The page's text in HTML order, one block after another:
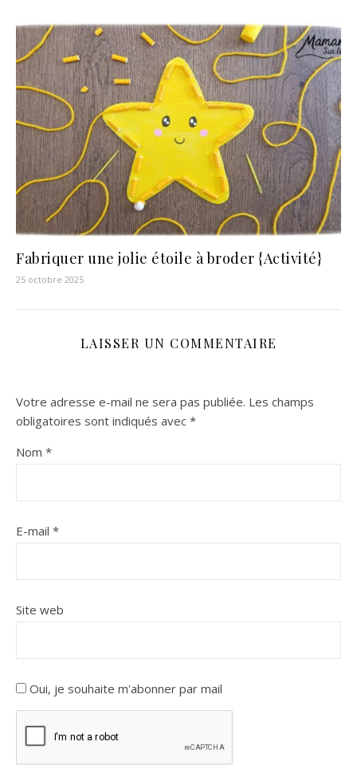
Fabriquer une jolie étoile à broder {Activité}
25 octobre 2025
LAISSER UN COMMENTAIRE
Votre adresse e-mail ne sera pas publiée. Les champs
obligatoires sont indiqués avec *
Nom *
E-mail *
Site web
Oui, je souhaite m'abonner par mail